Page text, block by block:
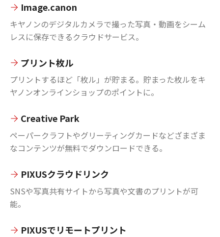
Image.canon
キヤノンのデジタルカメラで撮った写真・動画をシーム
レスに保存できるクラウドサービス。
プリント枚ル
プリントするほど「枚ル」が貯まる。貯まった枚ルをキ
ヤノンオンラインショップのポイントに。
Creative Park
ペーパークラフトやグリーティングカードなどざまざま
なコンテンツが無料でダウンロードできる。
PIXUSクラウドリンク
SNSや写真共有サイトから写真や文書のプリントが可
能。
PIXUSでリモートプリント